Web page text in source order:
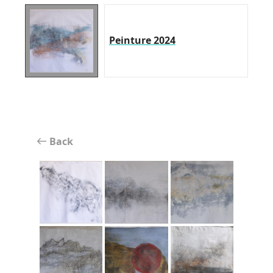
Peinture 2024
Back